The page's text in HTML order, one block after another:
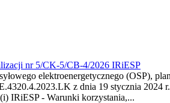
nr 5/CK-5/CB-4/2026 IRiESP
elektroenergetycznego (OSP),
z dnia 19 stycznia 2024
IRiESP - Warunki korzystania,...